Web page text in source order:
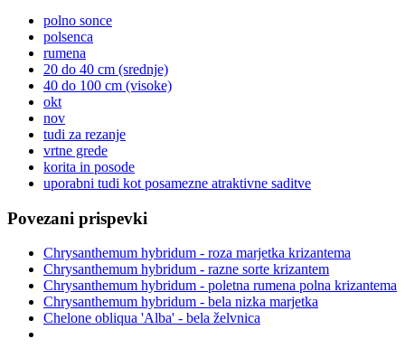
polno sonce
polsenca
rumena
20 do 40 cm (srednje)
40 do 100 cm (visoke)
okt
nov
tudi za rezanje
vrtne grede
korita in posode
uporabni tudi kot posamezne atraktivne saditve
Povezani prispevki
Chrysanthemum hybridum - roza marjetka krizantema
Chrysanthemum hybridum - razne sorte krizantem
Chrysanthemum hybridum - poletna rumena polna krizantema
Chrysanthemum hybridum - bela nizka marjetka
Chelone obliqua 'Alba' - bela želvnica